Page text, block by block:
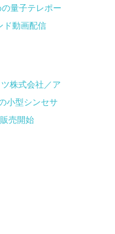
量子テレポー
ド動画配信
株式会社／ア
小型シンセサ
売開始